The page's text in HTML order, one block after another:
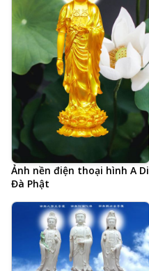
Ảnh nền điện thoại hình A Di
Đà Phật